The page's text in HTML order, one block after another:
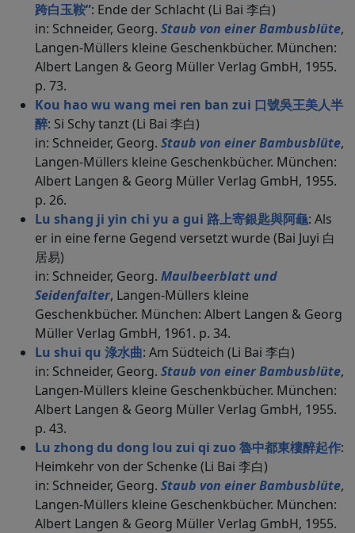
跨白玉鞍”: Ende der Schlacht (Li Bai 李白)
in: Schneider, Georg. Staub von einer Bambusblüte,
Langen-Müllers kleine Geschenkbücher. München:
Albert Langen & Georg Müller Verlag GmbH, 1955.
p. 73.
Kou hao wu wang mei ren ban zui 口號吳王美人半
醉: Si Schy tanzt (Li Bai 李白)
in: Schneider, Georg. Staub von einer Bambusblüte,
Langen-Müllers kleine Geschenkbücher. München:
Albert Langen & Georg Müller Verlag GmbH, 1955.
p. 26.
Lu shang ji yin chi yu a gui 路上寄銀匙與阿龜: Als
er in eine ferne Gegend versetzt wurde (Bai Juyi 白
居易)
in: Schneider, Georg. Maulbeerblatt und
Seidenfalter, Langen-Müllers kleine
Geschenkbücher. München: Albert Langen & Georg
Müller Verlag GmbH, 1961. p. 34.
Lu shui qu 淥水曲: Am Südteich (Li Bai 李白)
in: Schneider, Georg. Staub von einer Bambusblüte,
Langen-Müllers kleine Geschenkbücher. München:
Albert Langen & Georg Müller Verlag GmbH, 1955.
p. 43.
Lu zhong du dong lou zui qi zuo 魯中都東樓醉起作:
Heimkehr von der Schenke (Li Bai 李白)
in: Schneider, Georg. Staub von einer Bambusblüte,
Langen-Müllers kleine Geschenkbücher. München:
Albert Langen & Georg Müller Verlag GmbH, 1955.